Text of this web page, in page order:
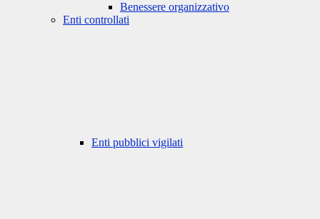
Benessere organizzativo
Enti controllati
Enti pubblici vigilati